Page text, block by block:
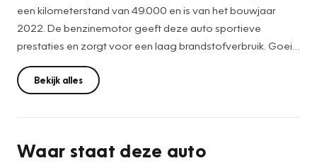
een kilometerstand van 49.000 en is van het bouwjaar
2022. De benzinemotor geeft deze auto sportieve
prestaties en zorgt voor een laag brandstofverbruik. Goeie
looks? Jazeker! Maar de sportstoelen zorgen ook voor
een goed gesteunde en comfortabele zit. Tot de uitrusting
behoren ook 17" lichtmetalen velgen, LED koplampen,
omstandigheden voor een prettige temperatuur. De Ford is
Bekijk alles
Waar staat deze auto